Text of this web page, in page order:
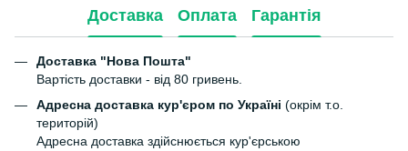
Доставка Оплата Гарантія
Доставка "Нова Пошта"
Вартість доставки - від 80 гривень.
Адресна доставка кур'єром по Україні (окрім т.о.
територій)
Адресна доставка здійснюється кур'єрською